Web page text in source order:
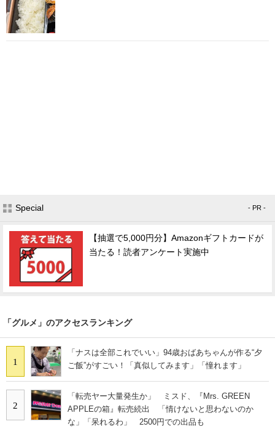
Special - PR -
【抽選で5,000円分】Amazonギフトカードが
当たる！読者アンケート実施中
「グルメ」のアクセスランキング
1
「ナスは全部これでいい」94歳おばあちゃんが作る“夕
ご飯”がすごい！「真似してみます」「憧れます」
2
「転売ヤー大量発生か」 ミスド、『Mrs. GREEN
APPLEの箱』転売続出 「情けないと思わないのか
な」「呆れるわ」 2500円での出品も